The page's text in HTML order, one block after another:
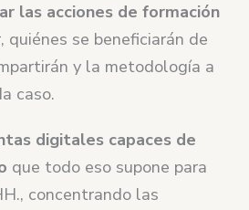
las acciones de formación
quiénes se beneficiarán de
y la metodología a
caso.
digitales capaces de
que todo eso supone para
concentrando las